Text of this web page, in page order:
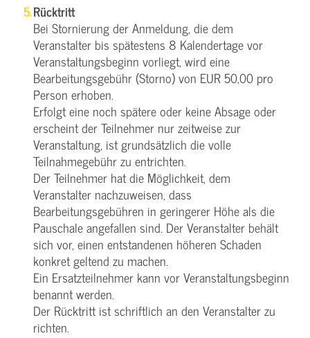
Rücktritt
Bei Stornierung der Anmeldung, die dem
Veranstalter bis spätestens 8 Kalendertage vor
Veranstaltungsbeginn vorliegt, wird eine
Bearbeitungsgebühr (Storno) von EUR 50,00 pro
Person erhoben.
Erfolgt eine noch spätere oder keine Absage oder
erscheint der Teilnehmer nur zeitweise zur
Veranstaltung, ist grundsätzlich die volle
Teilnahmegebühr zu entrichten.
Der Teilnehmer hat die Möglichkeit, dem
Veranstalter nachzuweisen, dass
Bearbeitungsgebühren in geringerer Höhe als die
Pauschale angefallen sind. Der Veranstalter behält
sich vor, einen entstandenen höheren Schaden
konkret geltend zu machen.
Ein Ersatzteilnehmer kann vor Veranstaltungsbeginn
benannt werden.
Der Rücktritt ist schriftlich an den Veranstalter zu
richten.